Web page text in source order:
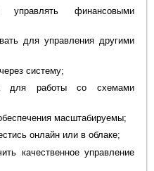
финансовыми
для управления другими
систему;
для работы со схемами
масштабируемы;
онлайн или в облаке;
качественное управление